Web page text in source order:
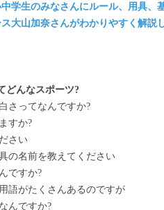
学生のみなさんにルール、用具
大山加奈さんがわかりやすく解説
んなスポーツ?
さってなんですか?
すか?
さい
の名前を教えてください
ですか?
語がたくさんあるのですが
んですか?